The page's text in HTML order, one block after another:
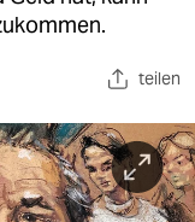
teilen